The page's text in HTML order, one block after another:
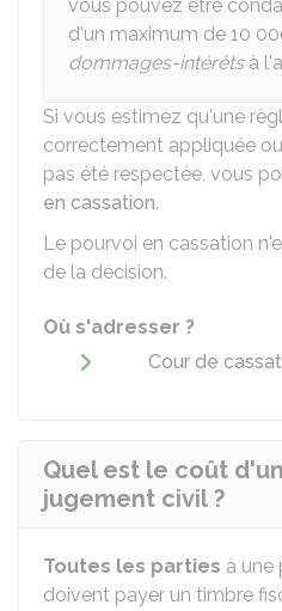
vous pouvez être
d'un maximum de 10
dommages-intérêtsà
Si vous estimez qu'une
correctement appliquée
pas été respectée, vous
en cassation.
Le pourvoi en cassation
de la décision.
Où s'adresser ?
Cour de
Quel est le coût
jugement civil ?
Toutes les parties à une
doivent payer un timbre